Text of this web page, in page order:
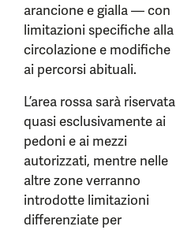
arancione e gialla — con
limitazioni specifiche alla
circolazione e modifiche
ai percorsi abituali.
L’area rossa sarà riservata
quasi esclusivamente ai
pedoni e ai mezzi
autorizzati, mentre nelle
altre zone verranno
introdotte limitazioni
differenziate per